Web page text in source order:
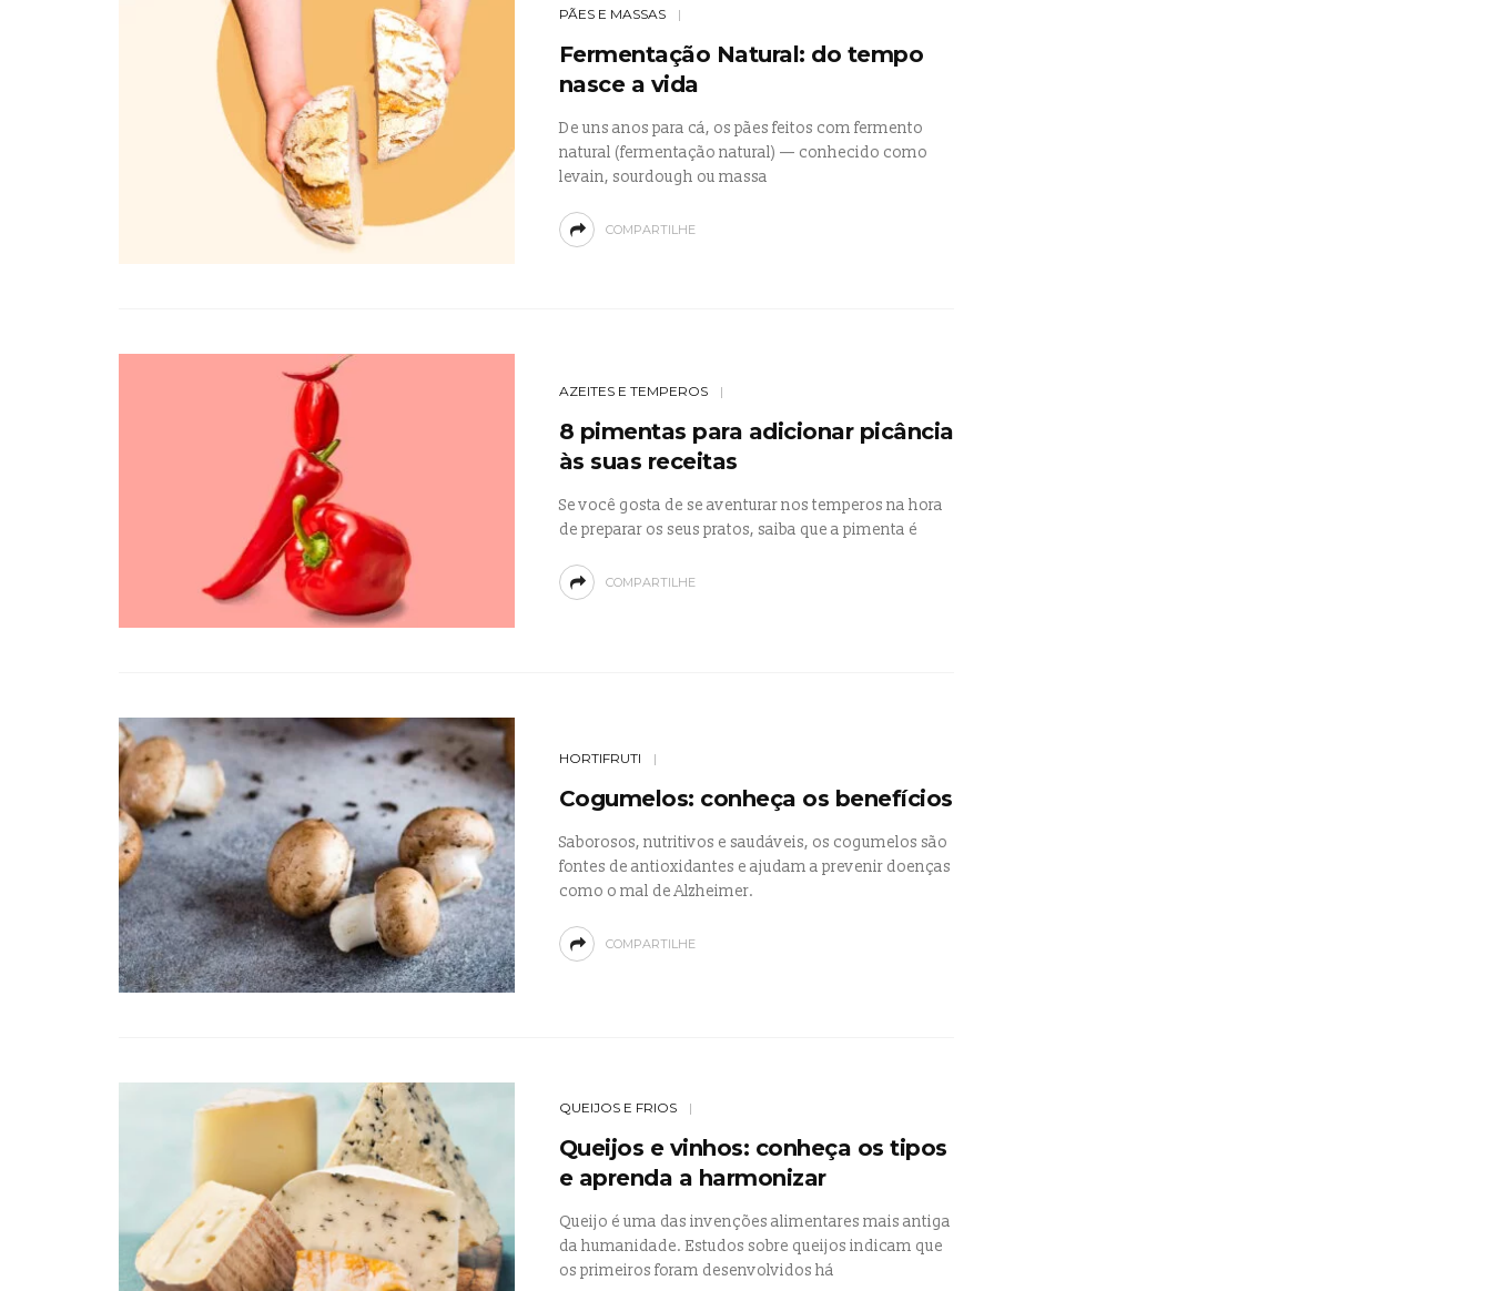
PÃES E MASSAS
Fermentação Natural: do tempo
nasce a vida
De uns anos para cá, os pães feitos com fermento
natural (fermentação natural) — conhecido como
levain, sourdough ou massa
COMPARTILHE
AZEITES E TEMPEROS
8 pimentas para adicionar picância
às suas receitas
Se você gosta de se aventurar nos temperos na hora
de preparar os seus pratos, saiba que a pimenta é
COMPARTILHE
HORTIFRUTI
Cogumelos: conheça os benefícios
Saborosos, nutritivos e saudáveis, os cogumelos são
fontes de antioxidantes e ajudam a prevenir doenças
como o mal de Alzheimer.
COMPARTILHE
QUEIJOS E FRIOS
Queijos e vinhos: conheça os tipos
e aprenda a harmonizar
Queijo é uma das invenções alimentares mais antiga
da humanidade. Estudos sobre queijos indicam que
os primeiros foram desenvolvidos há